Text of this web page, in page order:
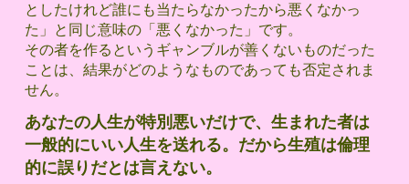
としたけれど誰にも当たらなかったから悪くなかっ
た」と同じ意味の「悪くなかった」です。
その者を作るというギャンブルが善くないものだった
ことは、結果がどのようなものであっても否定されま
せん。
あなたの人生が特別悪いだけで、生まれた者は
一般的にいい人生を送れる。だから生殖は倫理
的に誤りだとは言えない。